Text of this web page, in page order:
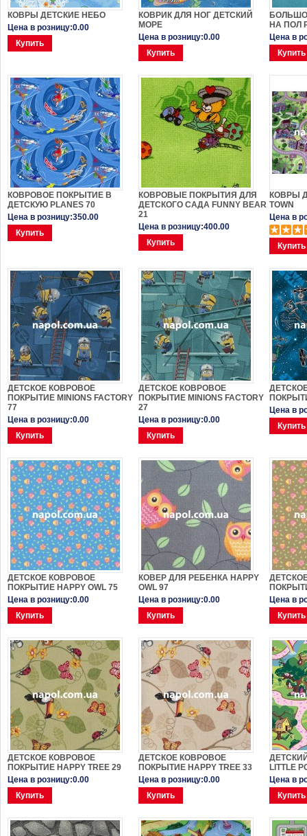
КОВРЫ ДЕТСКИЕ НЕБО
Цена в розницу:0.00
Купить
КОВРИК ДЛЯ НОГ ДЕТСКИЙ
МОРЕ
Цена в розницу:0.00
Купить
НА ПОЛ
Цена в
Купить
КОВРОВОЕ ПОКРЫТИЕ В
ДЕТСКУЮ PLANES 70
Цена в розницу:350.00
Купить
КОВРОВЫЕ ПОКРЫТИЯ ДЛЯ
ДЕТСКОГО САДА FUNNY BEAR
21
Цена в розницу:400.00
Купить
КОВРЫ
TOWN
Цена в
Купить
ДЕТСКОЕ КОВРОВОЕ
ПОКРЫТИЕ MINIONS FACTORY
77
Цена в розницу:0.00
Купить
ДЕТСКОЕ КОВРОВОЕ
ПОКРЫТИЕ MINIONS FACTORY
27
Цена в розницу:0.00
Купить
Цена в
Купить
ДЕТСКОЕ КОВРОВОЕ
ПОКРЫТИЕ HAPPY OWL 75
Цена в розницу:0.00
Купить
КОВЕР ДЛЯ РЕБЕНКА HAPPY
OWL 97
Цена в розницу:0.00
Купить
Цена в
Купить
ДЕТСКОЕ КОВРОВОЕ
ПОКРЫТИЕ HAPPY TREE 29
Цена в розницу:0.00
Купить
ДЕТСКОЕ КОВРОВОЕ
ПОКРЫТИЕ HAPPY TREE 33
Цена в розницу:0.00
Купить
LITTLE
Цена в
Купить